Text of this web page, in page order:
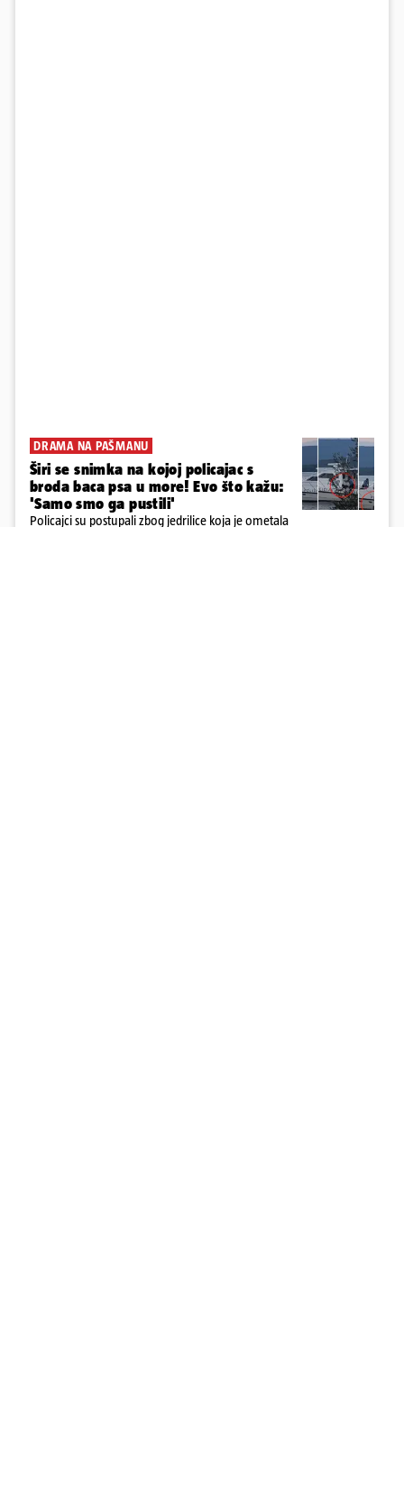
DRAMA NA PAŠMANU
Širi se snimka na kojoj policajac s
broda baca psa u more! Evo što kažu:
'Samo smo ga pustili'
Policajci su postupali zbog jedrilice koja je ometala